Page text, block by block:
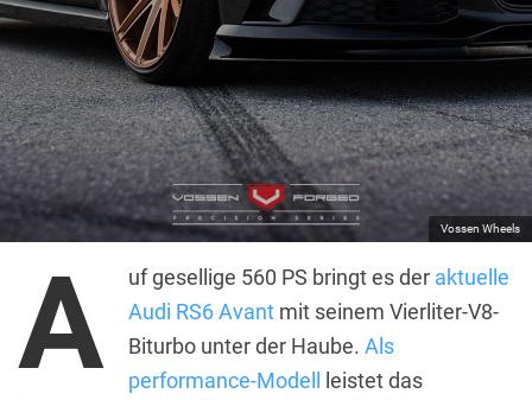
Vossen Wheels
A uf gesellige 560 PS bringt es der aktuelle
Audi RS6 Avant mit seinem Vierliter-V8-
Biturbo unter der Haube. Als
performance-Modell
leistet das